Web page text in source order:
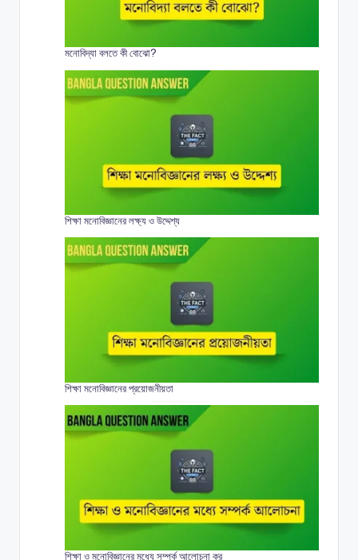
মনোবিদ্যা বলতে কী বোঝো?
শিক্ষা মনোবিজ্ঞানের লক্ষ্য ও উদ্দেশ্য
শিক্ষা মনোবিজ্ঞানের প্রয়োজনীয়তা
শিক্ষা ও মনোবিজ্ঞানের মধ্যে সম্পর্ক আলোচনা কর